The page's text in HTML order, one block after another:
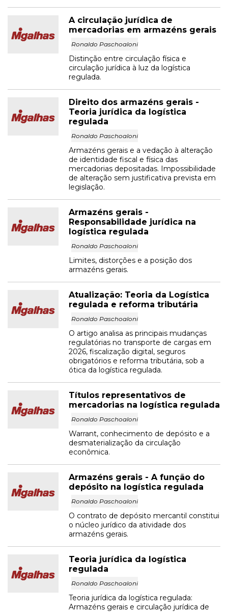
A circulação jurídica de
mercadorias em armazéns gerais
Ronaldo Paschoaloni
Distinção entre circulação física e
circulação jurídica à luz da logística
regulada.
Direito dos armazéns gerais -
Teoria jurídica da logística
regulada
Ronaldo Paschoaloni
Armazéns gerais e a vedação à alteração
de identidade fiscal e física das
mercadorias depositadas. Impossibilidade
de alteração sem justificativa prevista em
legislação.
Armazéns gerais -
Responsabilidade jurídica na
logística regulada
Ronaldo Paschoaloni
Limites, distorções e a posição dos
armazéns gerais.
Atualização: Teoria da Logística
regulada e reforma tributária
Ronaldo Paschoaloni
O artigo analisa as principais mudanças
regulatórias no transporte de cargas em
2026, fiscalização digital, seguros
obrigatórios e reforma tributária, sob a
ótica da logística regulada.
Títulos representativos de
mercadorias na logística regulada
Ronaldo Paschoaloni
Warrant, conhecimento de depósito e a
desmaterialização da circulação
econômica.
Armazéns gerais - A função do
depósito na logística regulada
Ronaldo Paschoaloni
O contrato de depósito mercantil constitui
o núcleo jurídico da atividade dos
armazéns gerais.
Teoria jurídica da logística
regulada
Ronaldo Paschoaloni
Teoria jurídica da logística regulada:
Armazéns gerais e circulação jurídica de